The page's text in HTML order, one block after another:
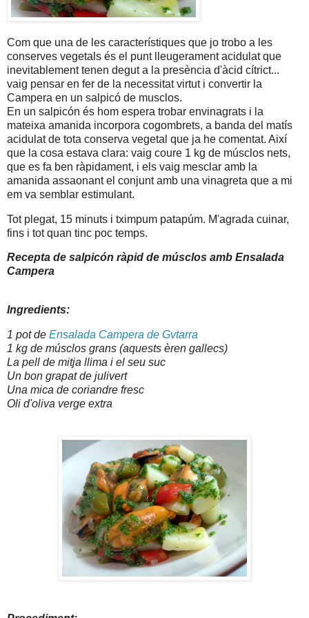
Com que una de les característiques que jo trobo a les
conserves vegetals és el punt lleugerament acidulat que
inevitablement tenen degut a la presència d'àcid cítrict...
vaig pensar en fer de la necessitat virtut i convertir la
Campera en un salpicó de musclos.
En un salpicón és hom espera trobar envinagrats i la
mateixa amanida incorpora cogombrets, a banda del matís
acidulat de tota conserva vegetal que ja he comentat. Així
que la cosa estava clara: vaig coure 1 kg de músclos nets,
que es fa ben ràpidament, i els vaig mesclar amb la
amanida assaonant el conjunt amb una vinagreta que a mi
em va semblar estimulant.
Tot plegat, 15 minuts i tximpum patapúm. M'agrada cuinar,
fins i tot quan tinc poc temps.
Recepta de salpicón ràpid de músclos amb Ensalada
Campera
Ingredients:
1 pot de Ensalada Campera de Gvtarra
1 kg de músclos grans (aquests èren gallecs)
La pell de mitja llima i el seu suc
Un bon grapat de julivert
Una mica de coriandre fresc
Oli d'oliva verge extra